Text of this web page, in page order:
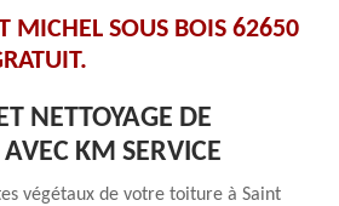
MICHEL SOUS BOIS 62650
NETTOYAGE DE
KM SERVICE
végétaux de votre toiture à Saint